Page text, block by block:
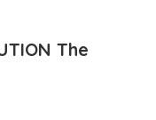
The